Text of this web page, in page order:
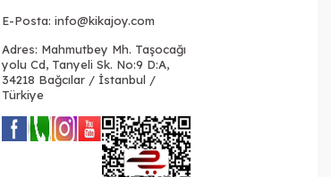
E-Posta: info@kikajoy.com
Adres: Mahmutbey Mh. Taşocağı
yolu Cd, Tanyeli Sk. No:9 D:A,
34218 Bağcılar / İstanbul /
Türkiye